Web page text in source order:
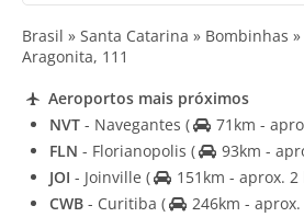
Brasil » Santa Catarina » Bombinhas
Aragonita, 111
Aeroportos mais próximos
NVT - Navegantes (
71km -
FLN - Florianopolis (
93km -
JOI - Joinville (
151km - aprox. 2
CWB - Curitiba (
246km -